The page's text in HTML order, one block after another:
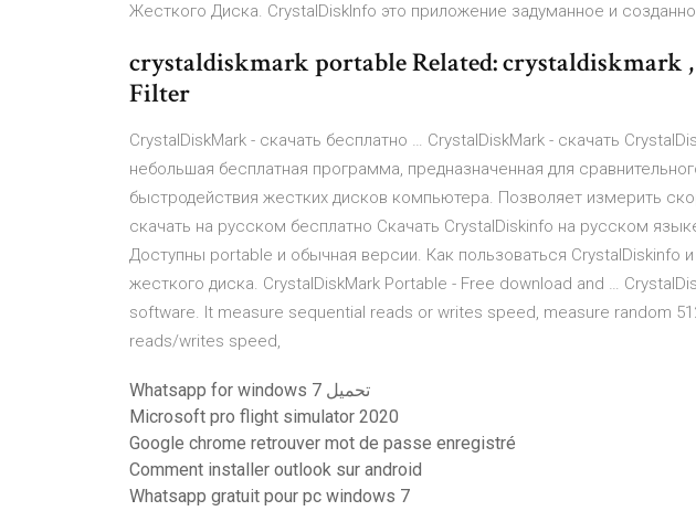
Жесткого Диска. CrystalDiskInfo это приложение задуманное и
crystaldiskmark portable Related: crystaldiskmark
Filter
CrystalDiskMark - скачать бесплатно … CrystalDiskMark - скачать
небольшая бесплатная программа, предназначенная для
быстродействия жестких дисков компьютера. Позволяет измерить
скачать на русском бесплатно Скачать CrystalDiskinfo на русском
Доступны portable и обычная версии. Как пользоваться CrystalDiskinfo
жесткого диска. CrystalDiskMark Portable - Free download and …
software. It measure sequential reads or writes speed, measure random
reads/writes speed,
Whatsapp for windows 7 تحميل
Microsoft pro flight simulator 2020
Google chrome retrouver mot de passe enregistré
Comment installer outlook sur android
Whatsapp gratuit pour pc windows 7